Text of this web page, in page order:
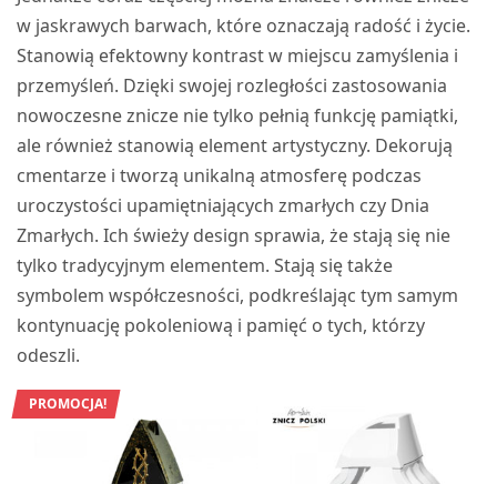
w jaskrawych barwach, które oznaczają radość i życie.
Stanowią efektowny kontrast w miejscu zamyślenia i
przemyśleń. Dzięki swojej rozległości zastosowania
nowoczesne znicze nie tylko pełnią funkcję pamiątki,
ale również stanowią element artystyczny. Dekorują
cmentarze i tworzą unikalną atmosferę podczas
uroczystości upamiętniających zmarłych czy Dnia
Zmarłych. Ich świeży design sprawia, że stają się nie
tylko tradycyjnym elementem. Stają się także
symbolem współczesności, podkreślając tym samym
kontynuację pokoleniową i pamięć o tych, którzy
odeszli.
PROMOCJA!